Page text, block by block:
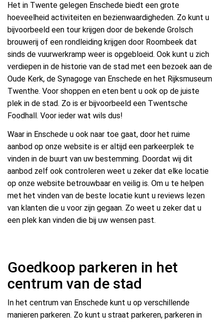
Het in Twente gelegen Enschede biedt een grote
hoeveelheid activiteiten en bezienwaardigheden. Zo kunt u
bijvoorbeeld een tour krijgen door de bekende Grolsch
brouwerij of een rondleiding krijgen door Roombeek dat
sinds de vuurwerkramp weer is opgebloeid. Ook kunt u zich
verdiepen in de historie van de stad met een bezoek aan de
Oude Kerk, de Synagoge van Enschede en het Rijksmuseum
Twenthe. Voor shoppen en eten bent u ook op de juiste
plek in de stad. Zo is er bijvoorbeeld een Twentsche
Foodhall. Voor ieder wat wils dus!
Waar in Enschede u ook naar toe gaat, door het ruime
aanbod op onze website is er altijd een parkeerplek te
vinden in de buurt van uw bestemming. Doordat wij dit
aanbod zelf ook controleren weet u zeker dat elke locatie
op onze website betrouwbaar en veilig is. Om u te helpen
met het vinden van de beste locatie kunt u reviews lezen
van klanten die u voor zijn gegaan. Zo weet u zeker dat u
een plek kan vinden die bij uw wensen past.
Goedkoop parkeren in het
centrum van de stad
In het centrum van Enschede kunt u op verschillende
manieren parkeren. Zo kunt u straat parkeren, parkeren in